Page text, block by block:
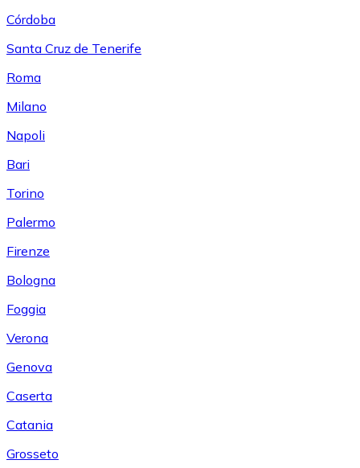
Córdoba
Santa Cruz de Tenerife
Roma
Milano
Napoli
Bari
Torino
Palermo
Firenze
Bologna
Foggia
Verona
Genova
Caserta
Catania
Grosseto